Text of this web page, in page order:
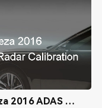
SUBARU North America Impreza 2016 ADAS Radar Calibration